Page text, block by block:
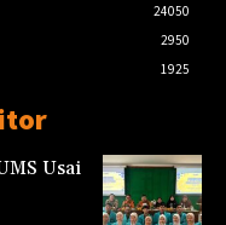
24050
2950
1925
Usai